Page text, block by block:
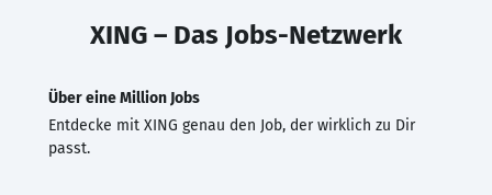
XING – Das Jobs-Netzwerk
Über eine Million Jobs
Entdecke mit XING genau den Job, der wirklich zu Dir
passt.